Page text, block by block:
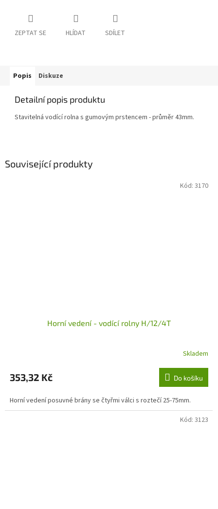
ZEPTAT SE HLÍDAT SDÍLET
Související produkty
Horní vedení - vodící rolny H/12/4T
Skladem
353,32 Kč Do košíku
Horní vedení posuvné brány se čtyřmi válci s roztečí 25-75mm.
Kód: 3170
Kód: 3123
Popis Diskuze
Detailní popis produktu
Stavitelná vodící rolna s gumovým prstencem - průměr 43mm.